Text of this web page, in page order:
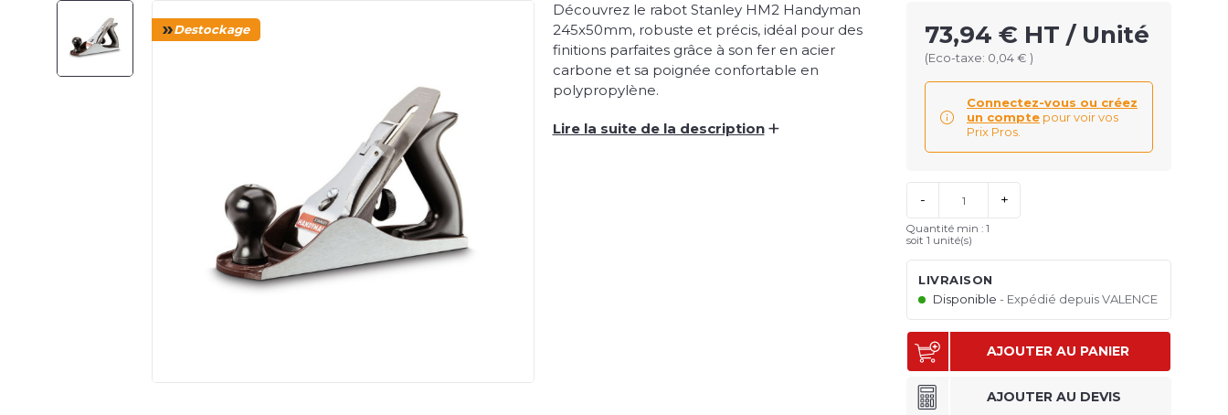
Destockage
Découvrez le rabot Stanley HM2 Handyman
245x50mm, robuste et précis, idéal pour des
finitions parfaites grâce à son fer en acier
carbone et sa poignée confortable en
polypropylène.
Lire la suite de la description +
73,94 € HT / Unité
(Eco-taxe: 0,04 € )
Connectez-vous ou créez
un compte pour voir vos
Prix Pros.
- +
Quantité min : 1
soit 1 unité(s)
LIVRAISON
Disponible
Expédié depuis VALENCE
AJOUTER AU PANIER
AJOUTER AU DEVIS